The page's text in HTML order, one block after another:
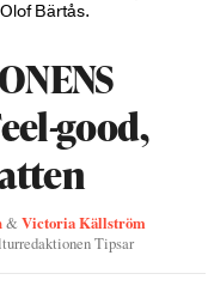
Bärtås.
good,
&Victoria Källström
Tipsar